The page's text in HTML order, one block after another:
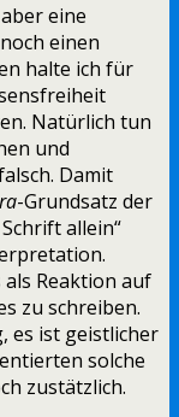
eine
einen
halte ich für
Natürlich tun
und
Damit
-Grundsatz der
allein“
Reaktion auf
zu schreiben.
es ist geistlicher
solche
zustätzlich.